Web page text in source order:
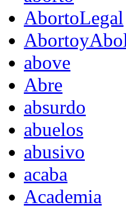
AbortoLegal
above
Abre
absurdo
abuelos
abusivo
acaba
Academia